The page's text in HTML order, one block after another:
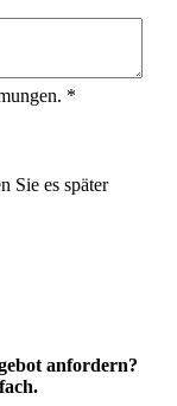
*
Sie es später
anfordern?